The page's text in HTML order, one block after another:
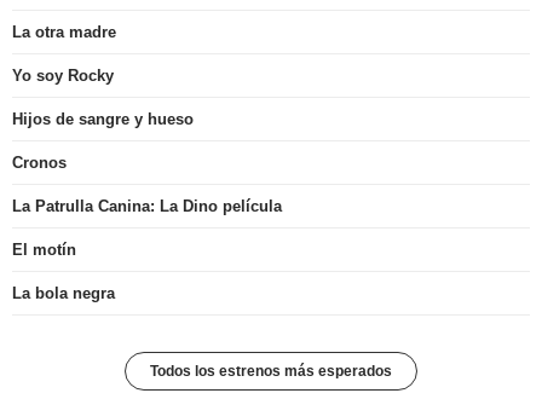
La otra madre
Yo soy Rocky
Hijos de sangre y hueso
Cronos
La Patrulla Canina: La Dino película
El motín
La bola negra
Todos los estrenos más esperados